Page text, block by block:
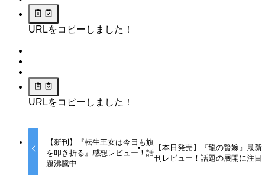
URLをコピーしました！
URLをコピーしました！
【新刊】『転生王女は今日も旗
を叩き折る』感想レビュー！話
題沸騰中
【本日発売】『龍の贄嫁』最新
刊レビュー！話題の展開に注目